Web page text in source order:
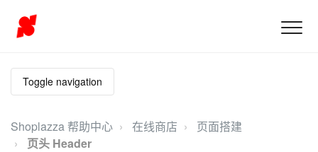
Toggle navigation
Shoplazza 帮助中心 在线商店
页面搭建
页头 Header